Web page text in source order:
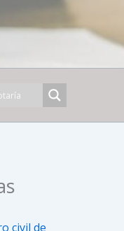
civil de